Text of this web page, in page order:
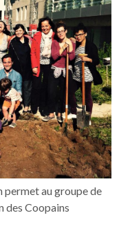
permet au groupe de
des Coopains